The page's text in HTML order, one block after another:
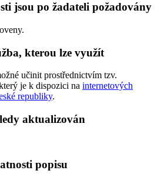
jsou po žadateli požadovány
kterou lze využít
učinit prostřednictvím tzv.
je k dispozici na internetových
republiky.
aktualizován
popisu